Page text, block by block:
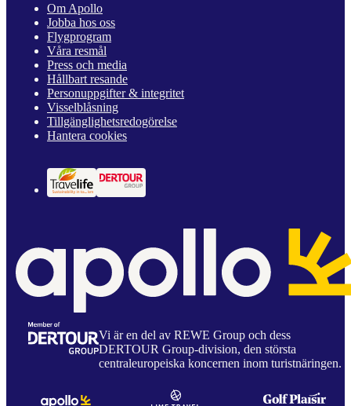
Om Apollo
Jobba hos oss
Flygprogram
Våra resmål
Press och media
Hållbart resande
Personuppgifter & integritet
Visselblåsning
Tillgänglighetsredogörelse
Hantera cookies
Vi är en del av REWE Group och dess
DERTOUR Group-division, den största
centraleuropeiska koncernen inom turistnäringen.